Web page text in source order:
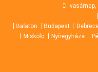
content
vasárnap,
Balaton Budapest
Miskolc
Nyíregyháza